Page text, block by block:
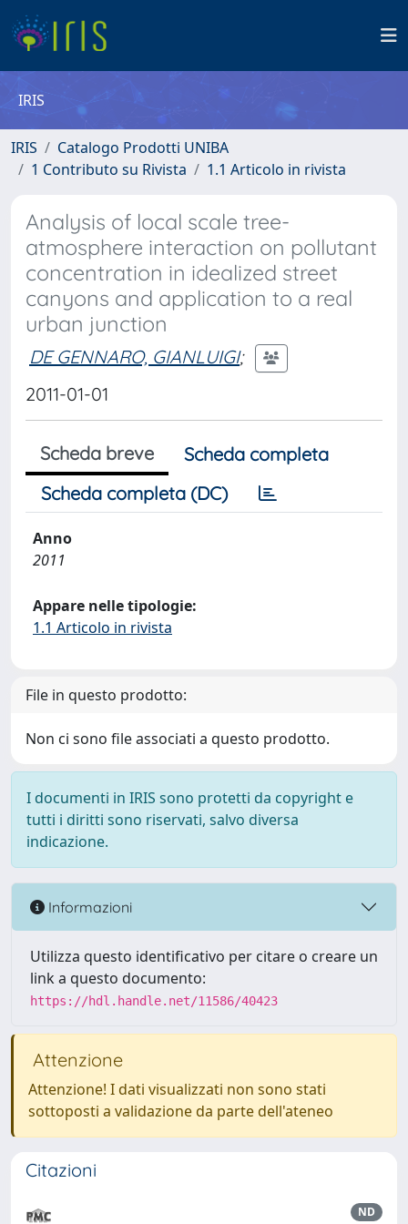
IRIS
IRIS
Catalogo Prodotti UNIBA
1 Contributo su Rivista
1.1 Articolo in rivista
Analysis of local scale tree-
atmosphere interaction on pollutant
concentration in idealized street
canyons and application to a real
urban junction
DE GENNARO, GIANLUIGI;
2011-01-01
Scheda breve
Scheda completa
Scheda completa (DC)
Anno
2011
Appare nelle tipologie:
1.1 Articolo in rivista
File in questo prodotto:
Non ci sono file associati a questo prodotto.
I documenti in IRIS sono protetti da copyright e
tutti i diritti sono riservati, salvo diversa
indicazione.
Informazioni
Utilizza questo identificativo per citare o creare un
link a questo documento:
https://hdl.handle.net/11586/40423
Attenzione
Attenzione! I dati visualizzati non sono stati
sottoposti a validazione da parte dell'ateneo
Citazioni
ND